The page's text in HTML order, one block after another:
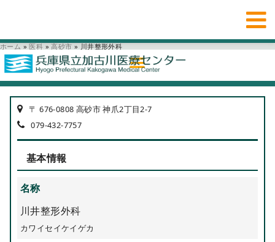
ホーム » 医科 » 高砂市 » 川井整形外科
〒 676-0808 高砂市 神爪2丁目2-7
079-432-7757
基本情報
名称
川井整形外科
カワイセイケイゲカ